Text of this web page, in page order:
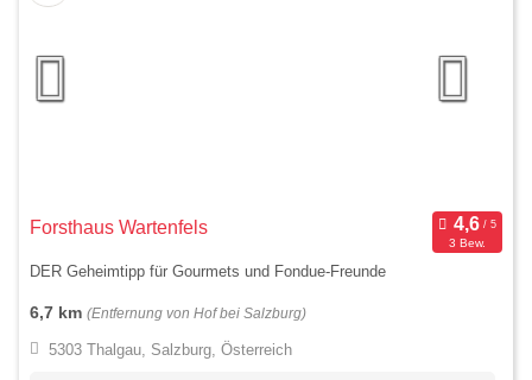
Forsthaus Wartenfels
3 Bew.
DER Geheimtipp für Gourmets und Fondue-Freunde
6,7 km (Entfernung von Hof bei Salzburg)
5303 Thalgau, Salzburg, Österreich